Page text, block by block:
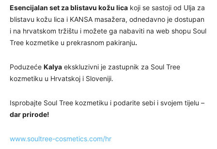
Esencijalan set za blistavu kožu lica koji se sastoji od Ulja za
blistavu kožu lica i KANSA masažera, odnedavno je dostupan
i na hrvatskom tržištu i možete ga nabaviti na web shopu Soul
Tree kozmetike u prekrasnom pakiranju.
Poduzeće Kalya ekskluzivni je zastupnik za Soul Tree
kozmetiku u Hrvatskoj i Sloveniji.
Isprobajte Soul Tree kozmetiku i podarite sebi i svojem tijelu –
dar prirode!
www.soultree-cosmetics.com/hr